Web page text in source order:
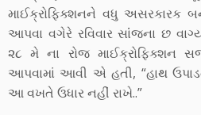
માઈક્રોફિક્શનને વધુ અસરકારક
આપવા વગેરે રવિવાર સાંંજના છ
૨૮ મે ના રોજ માઈક્રોફિક્શન
આપવામાં આવી એ હતી, “હાથ
આ વખતે ઉધાર નહીં રાખે..”